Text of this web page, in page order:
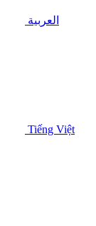
العربية
Tiếng Việt